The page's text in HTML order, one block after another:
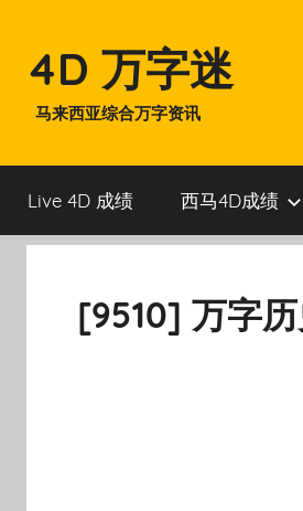
content4D 万字迷
马来西亚综合万字资讯
Live 4D 成绩 西马4D成绩
[9510] 万字